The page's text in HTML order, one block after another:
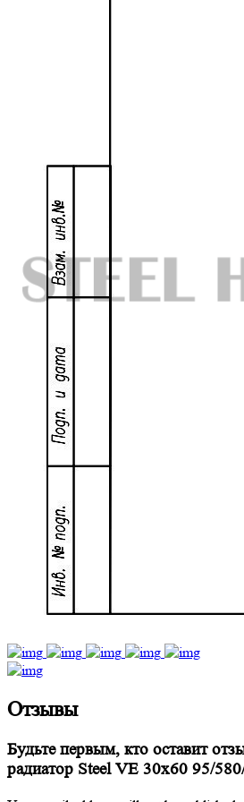
Отзывы
Будьте первым, кто оставит
радиатор Steel VE 30х60 95/